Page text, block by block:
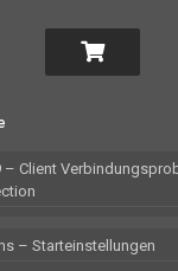
– Client
– Starteinstellungen